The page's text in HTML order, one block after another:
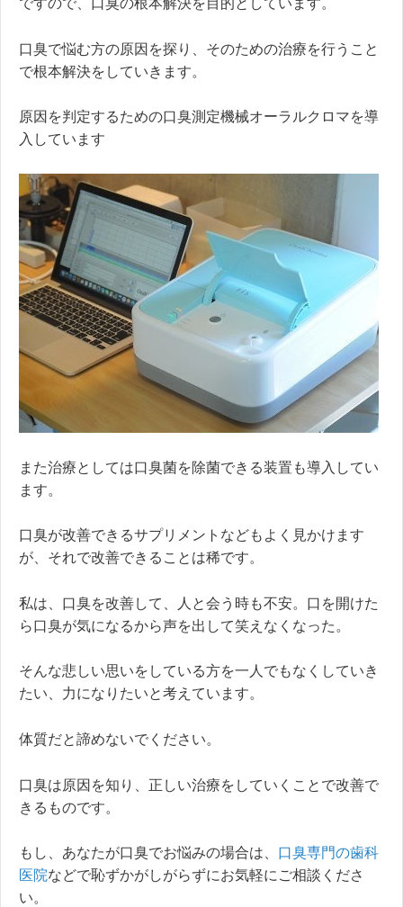
ですので、口臭の根本解決を目的としています。
口臭で悩む方の原因を探り、そのための治療を行うこと
で根本解決をしていきます。
原因を判定するための口臭測定機械オーラルクロマを導
入しています
また治療としては口臭菌を除菌できる装置も導入してい
ます。
口臭が改善できるサプリメントなどもよく見かけます
が、それで改善できることは稀です。
私は、口臭を改善して、人と会う時も不安。口を開けた
ら口臭が気になるから声を出して笑えなくなった。
そんな悲しい思いをしている方を一人でもなくしていき
たい、力になりたいと考えています。
体質だと諦めないでください。
口臭は原因を知り、正しい治療をしていくことで改善で
きるものです。
もし、あなたが口臭でお悩みの場合は、 口臭専門の歯科
医院などで恥ずかがしがらずにお気軽にご相談くださ
い。